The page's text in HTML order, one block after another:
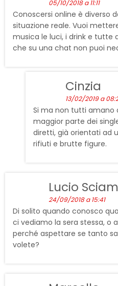
05/10/2018 a 11:11
Conoscersi online è diverso
situazione reale. Vuoi
musica le luci, i drink e tutte
che su una chat non puoi
Cinzia
13/02/2019 a
Si ma non tutti amano
maggior parte dei
diretti, già orientati ad
rifiuti e brutte figure.
Lucio
24/09/2018 a 15:41
Di solito quando conosco
ci vediamo la sera stessa, o
perché aspettare se tanto
volete?